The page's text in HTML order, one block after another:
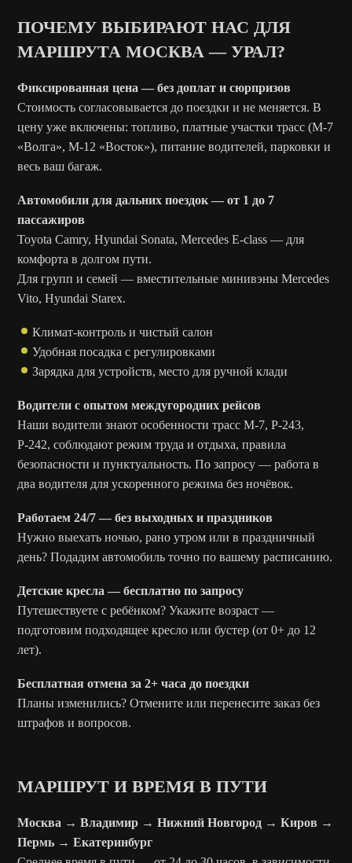
ПОЧЕМУ ВЫБИРАЮТ НАС ДЛЯ
МАРШРУТА МОСКВА — УРАЛ?
Фиксированная цена — без доплат и сюрпризов
Стоимость согласовывается до поездки и не меняется. В
цену уже включены: топливо, платные участки трасс (М-7
«Волга», М-12 «Восток»), питание водителей, парковки и
весь ваш багаж.
Автомобили для дальних поездок — от 1 до 7
пассажиров
Toyota Camry, Hyundai Sonata, Mercedes E-class — для
комфорта в долгом пути.
Для групп и семей — вместительные минивэны Mercedes
Vito, Hyundai Starex.
Климат-контроль и чистый салон
Удобная посадка с регулировками
Зарядка для устройств, место для ручной клади
Водители с опытом междугородних рейсов
Наши водители знают особенности трасс М-7, Р-243,
Р-242, соблюдают режим труда и отдыха, правила
безопасности и пунктуальность. По запросу — работа в
два водителя для ускоренного режима без ночёвок.
Работаем 24/7 — без выходных и праздников
Нужно выехать ночью, рано утром или в праздничный
день? Подадим автомобиль точно по вашему расписанию.
Детские кресла — бесплатно по запросу
Путешествуете с ребёнком? Укажите возраст —
подготовим подходящее кресло или бустер (от 0+ до 12
лет).
Бесплатная отмена за 2+ часа до поездки
Планы изменились? Отмените или перенесите заказ без
штрафов и вопросов.
МАРШРУТ И ВРЕМЯ В ПУТИ
Москва → Владимир → Нижний Новгород → Киров →
Пермь → Екатеринбург